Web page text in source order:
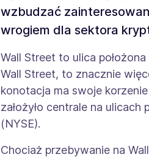
wzbudzać
wrogiem dla sektora
Wall Street to ulica
Wall Street, to znacznie
konotacja ma swoje
założyło centrale na
(NYSE).
Chociaż przebywanie na